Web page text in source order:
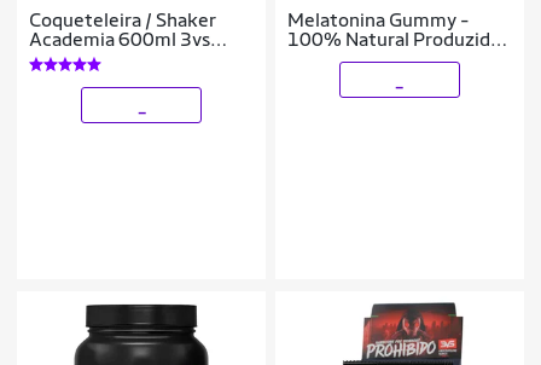
Coqueteleira / Shaker
Academia 600ml 3vs
Nutrition
Melatonina Gummy -
100% Natural Produzido
Com Pectina E Tapioca -